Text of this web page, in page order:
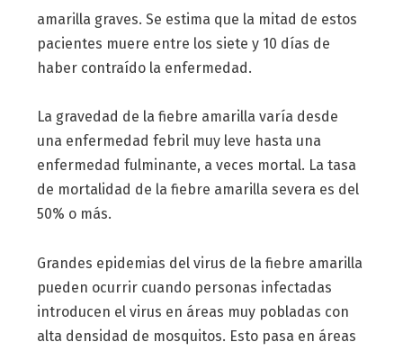
amarilla graves. Se estima que la mitad de estos
pacientes muere entre los siete y 10 días de
haber contraído la enfermedad.
La gravedad de la fiebre amarilla varía desde
una enfermedad febril muy leve hasta una
enfermedad fulminante, a veces mortal. La tasa
de mortalidad de la fiebre amarilla severa es del
50% o más.
Grandes epidemias del virus de la fiebre amarilla
pueden ocurrir cuando personas infectadas
introducen el virus en áreas muy pobladas con
alta densidad de mosquitos. Esto pasa en áreas